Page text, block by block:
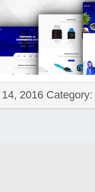
2016 Category: